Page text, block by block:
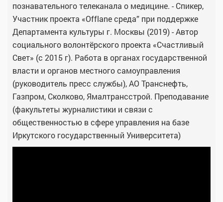
познавательного телеканала о медицине. - Спикер,
Участник проекта «Оfflane среда” при поддержке
Департамента культуры г. Москвы (2019) - Автор
социального волонтёрского проекта «Счастливый
Свет» (с 2015 г). Работа в органах государственной
власти и органов местного самоуправления
(руководитель пресс службы), АО Транснефть,
Газпром, Сколково, Ямалтрансстрой. Преподавание
(факультеты журналистики и связи с
общественностью в сфере управления на базе
Иркутского государственный Университета)